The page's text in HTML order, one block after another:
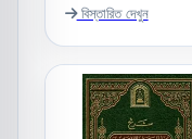
বিস্তারিত দেখুন